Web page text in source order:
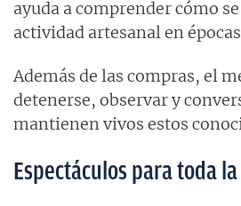
ayuda a comprender cómo
actividad artesanal en
Además de las compras, el
detenerse, observar y
mantienen vivos estos
Espectáculos para toda